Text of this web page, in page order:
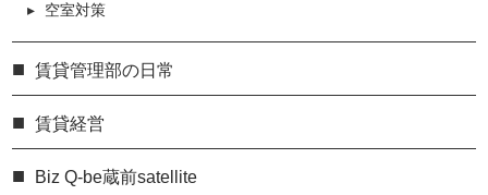
空室対策
賃貸管理部の日常
賃貸経営
Biz Q-be蔵前satellite